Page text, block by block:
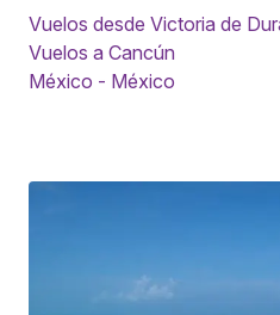
Vuelos desde Victoria de
Vuelos a Cancún
México - México